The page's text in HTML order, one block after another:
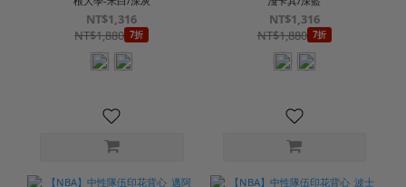
NT$1,316
NT$1,880 7折
NT$1,316
NT$1,880 7折